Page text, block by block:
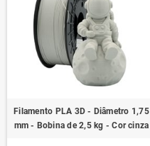
Filamento PLA 3D - Diâmetro 1,75
mm - Bobina de 2,5 kg - Cor cinza